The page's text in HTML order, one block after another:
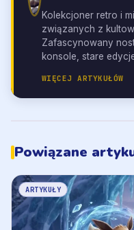
Kolekcjoner retro i
związanych z
Zafascynowany
konsole, stare
WIĘCEJ ARTYKUŁÓW
Powiązane
ARTYKUŁY